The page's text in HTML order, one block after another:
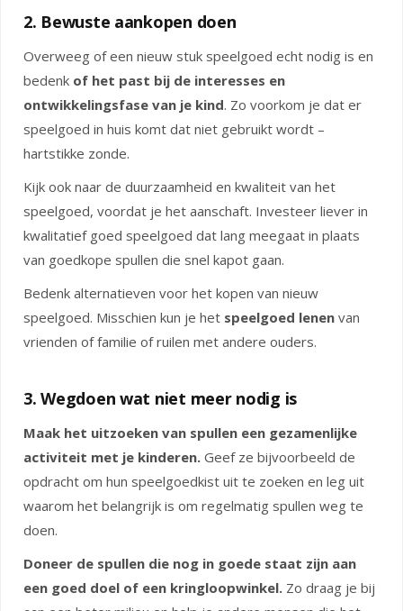
2. Bewuste aankopen doen
Overweeg of een nieuw stuk speelgoed echt nodig is en
bedenk of het past bij de interesses en
ontwikkelingsfase van je kind. Zo voorkom je dat er
speelgoed in huis komt dat niet gebruikt wordt –
hartstikke zonde.
Kijk ook naar de duurzaamheid en kwaliteit van het
speelgoed, voordat je het aanschaft. Investeer liever in
kwalitatief goed speelgoed dat lang meegaat in plaats
van goedkope spullen die snel kapot gaan.
Bedenk alternatieven voor het kopen van nieuw
speelgoed. Misschien kun je het speelgoed lenen van
vrienden of familie of ruilen met andere ouders.
3. Wegdoen wat niet meer nodig is
Maak het uitzoeken van spullen een gezamenlijke
activiteit met je kinderen. Geef ze bijvoorbeeld de
opdracht om hun speelgoedkist uit te zoeken en leg uit
waarom het belangrijk is om regelmatig spullen weg te
doen.
Doneer de spullen die nog in goede staat zijn aan
een goed doel of een kringloopwinkel. Zo draag je bij